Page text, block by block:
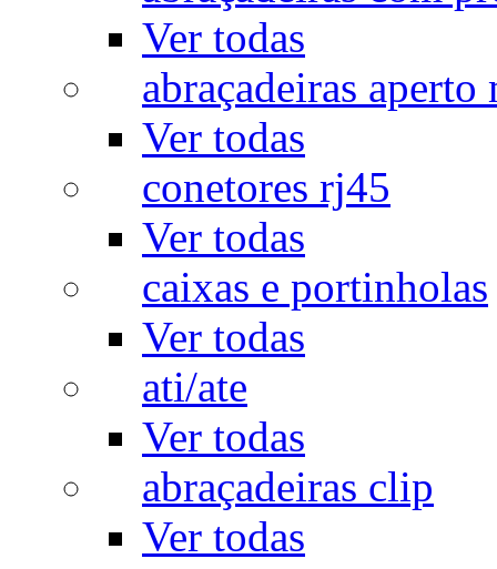
Ver todas
abraçadeiras aperto
Ver todas
conetores rj45
Ver todas
caixas e portinholas
Ver todas
ati/ate
Ver todas
abraçadeiras clip
Ver todas